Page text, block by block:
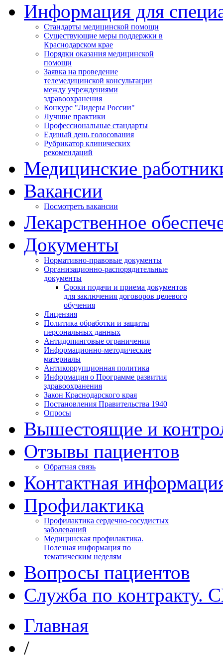
Информация для
Стандарты медицинской помощи
Существующие меры поддержки в
Краснодарском крае
Порядки оказания медицинской
помощи
Заявка на проведение
телемедицинской консультации
между учреждениями
здравоохранения
Конкурс "Лидеры России"
Лучшие практики
Профессиональные стандарты
Единый день голосования
Рубрикатор клинических
рекомендаций
Медицинские
Вакансии
Посмотреть вакансии
Лекарственное
Документы
Нормативно-правовые документы
Организационно-распорядительные
документы
Сроки подачи и приема документов
для заключения договоров целевого
обучения
Лицензия
Политика обработки и защиты
персональных данных
Антидопинговые ограничения
Информационно-методические
материалы
Антикоррупционная политика
Информация о Программе развития
здравоохранения
Закон Краснодарского края
Постановления Правительства 1940
Опросы
Вышестоящие и
Отзывы пациентов
Обратная связь
Контактная
Профилактика
Профилактика сердечно-сосудистых
заболеваний
Медицинская профилактика.
Полезная информация по
тематическим неделям
Вопросы пациентов
Служба по контракту.
Главная
/